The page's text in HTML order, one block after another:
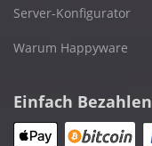
Server-Konfigurator
Warum Happyware
Einfach Bezahlen